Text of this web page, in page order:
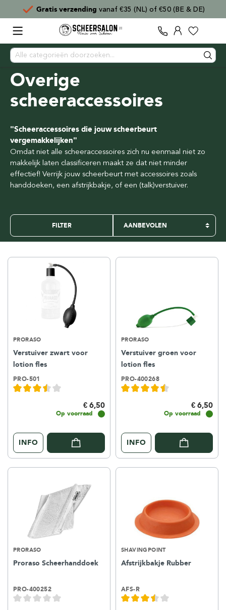
Voor15:00besteld,direct verzonden
Overige
scheeraccessoires
"Scheeraccessoires die jouw scheerbeurt
vergemakkelijken"
Omdat niet alle scheeraccessoires zich nu eenmaal niet zo
makkelijk laten classificeren maakt ze dat niet minder
effectief! Verrijk jouw scheerbeurt met accessoires zoals
handdoeken, een afstrijkbakje, of een (talk)verstuiver.
FILTER
PRORASO
Verstuiver zwart voor
lotion fles
PRO-501
€ 6,50
Op voorraad
INFO
PRORASO
Verstuiver groen voor
lotion fles
PRO-400268
€ 6,50
Op voorraad
INFO
PRORASO
Proraso Scheerhanddoek
PRO-400252
SHAVINGPOINT
Afstrijkbakje Rubber
AFS-R